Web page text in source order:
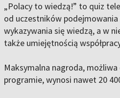
„Polacy to wiedzą!” to quiz
od uczestników
wykazywania się wiedzą, a w
także umiejętnością
Maksymalna nagroda,
programie, wynosi nawet 20